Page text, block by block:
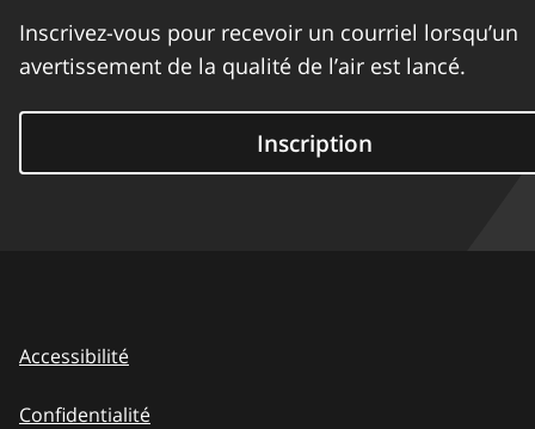
Inscrivez-vous pour recevoir un courriel lorsqu’un
avertissement de la qualité de l’air est lancé.
Inscription
Accessibilité
Confidentialité